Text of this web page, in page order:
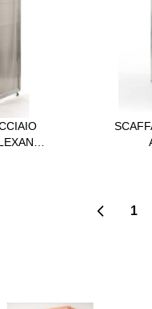
1
del carosello utilizzando